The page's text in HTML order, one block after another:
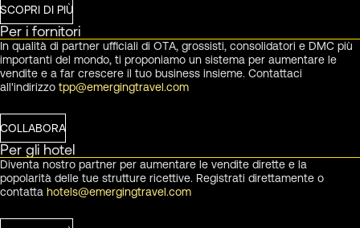
SCOPRI DI PIÙ
Per i fornitori
In qualità di partner ufficiali di OTA, grossisti, consolidatori e DMC più
importanti del mondo, ti proponiamo un sistema per aumentare le
vendite e a far crescere il tuo business insieme. Contattaci
all'indirizzo tpp@emergingtravel.com
COLLABORA
Per gli hotel
Diventa nostro partner per aumentare le vendite dirette e la
popolarità delle tue strutture ricettive. Registrati direttamente o
contatta hotels@emergingtravel.com